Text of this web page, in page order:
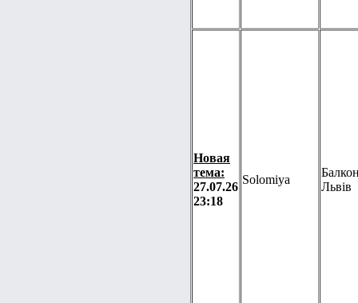
Новая
тема:
27.07.26
23:18
Solomiya
Львів